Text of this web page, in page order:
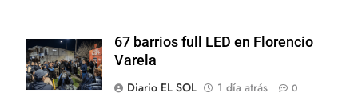
67 barrios full LED en Florencio
Varela
Diario EL SOL
1 día atrás 0